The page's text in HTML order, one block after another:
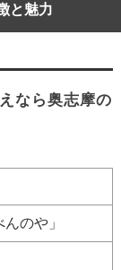
と魅力
なら奥志摩の
のや」